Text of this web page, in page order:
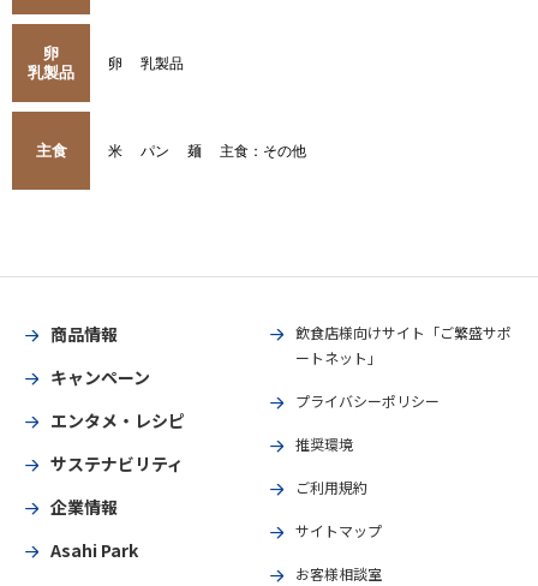
卵
乳製品
卵 乳製品
主食 米 パン 麺 主食：その他
商品情報
キャンペーン
エンタメ・レシピ
サステナビリティ
企業情報
Asahi Park
飲食店様向けサイト「ご繁盛サポ
ートネット」
プライバシーポリシー
推奨環境
ご利用規約
サイトマップ
お客様相談室